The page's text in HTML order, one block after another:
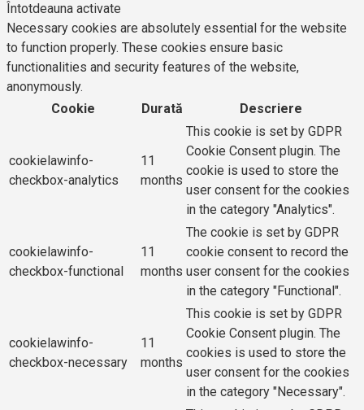
Întotdeauna activate
Necessary cookies are absolutely essential for the website
to function properly. These cookies ensure basic
functionalities and security features of the website,
anonymously.
Cookie
Durată Descriere
cookielawinfo-
checkbox-analytics
11
months
This cookie is set by GDPR
Cookie Consent plugin. The
cookie is used to store the
user consent for the cookies
in the category "Analytics".
cookielawinfo-
checkbox-functional
11
months
The cookie is set by GDPR
cookie consent to record the
user consent for the cookies
in the category "Functional".
cookielawinfo-
checkbox-necessary
11
months
This cookie is set by GDPR
Cookie Consent plugin. The
cookies is used to store the
user consent for the cookies
in the category "Necessary".